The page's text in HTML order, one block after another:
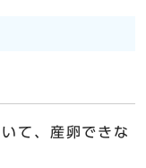
て、産卵できな